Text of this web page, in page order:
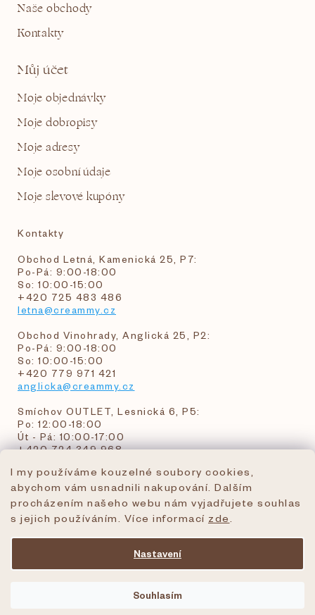
I my používáme kouzelné soubory cookies,
abychom vám usnadnili nakupování. Dalším
procházením našeho webu nám vyjadřujete souhlas
s jejich používáním. Více informací zde
Nastavení
Souhlasím
Naše obchody
Kontakty
Můj účet
Moje objednávky
Moje dobropisy
Moje adresy
Moje osobní údaje
Moje slevové kupóny
Kontakty
Obchod Letná, Kamenická 25, P7:
Po-Pá: 9:00-18:00
So: 10:00-15:00
+420 725 483 486
letna@creammy.cz
Obchod Vinohrady, Anglická 25, P2:
Po-Pá: 9:00-18:00
So: 10:00-15:00
+420 779 971 421
anglicka@creammy.cz
Smíchov OUTLET, Lesnická 6, P5:
Po: 12:00-18:00
Út - Pá: 10:00-17:00
+420 724 349 968
objednavky@creammy.cz
tel:+420 724 349 968
creammy.cz